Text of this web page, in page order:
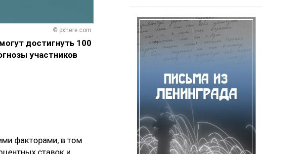
© pxhere.com
достигнуть 100
участников
факторами, в том
ставок и